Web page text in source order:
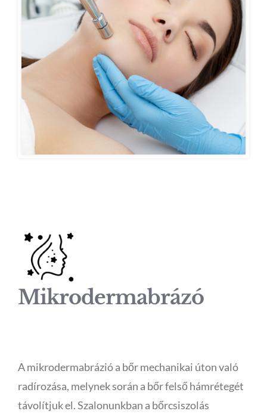
Mikrodermabrázó
A mikrodermabrázió a bőr mechanikai úton való
radírozása, melynek során a bőr felső hámrétegét
távolítjuk el. Szalonunkban a bőrcsiszolás